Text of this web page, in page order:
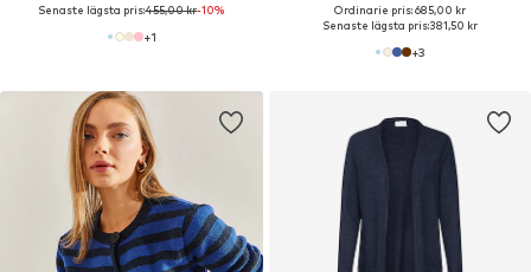
Senaste lägsta pris:455,00 kr-10%
+1
Ordinarie pris: 685,00 kr
Senaste lägsta pris:381,50 kr
+3